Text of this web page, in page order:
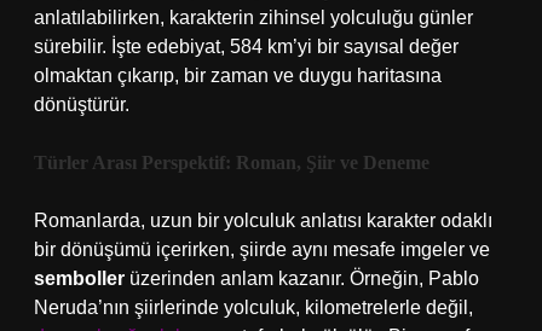
anlatılabilirken, karakterin zihinsel yolculuğu günler
sürebilir. İşte edebiyat, 584 km’yi bir sayısal değer
olmaktan çıkarıp, bir zaman ve duygu haritasına
dönüştürür.
Türler Arası Perspektif: Roman, Şiir ve Deneme
Romanlarda, uzun bir yolculuk anlatısı karakter odaklı
bir dönüşümü içerirken, şiirde aynı mesafe imgeler ve
semboller üzerinden anlam kazanır. Örneğin, Pablo
Neruda’nın şiirlerinde yolculuk, kilometrelerle değil,